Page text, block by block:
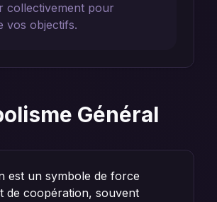
collectivement pour
vos objectifs.
Général
est un symbole de force
de coopération, souvent